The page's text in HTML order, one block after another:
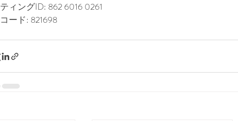
ィングID: 862 6016 0261
ード: 821698